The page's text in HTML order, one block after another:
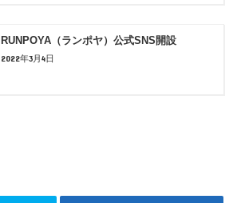
RUNPOYA（ランポヤ）公式SNS開設
2022年3月4日